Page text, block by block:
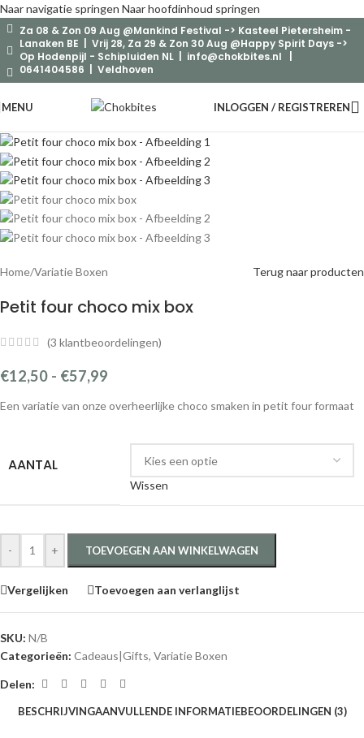
Naar navigatie springen Naar hoofdinhoud springen
Za 08 & Zon 09 Aug @Mankind Festival -> Kasteel Pietersheim -
Lanaken BE | Vrij 28, Za 29 & Zon 30 Aug @Happy Spirit Days ->
Op Hodenpijl - Schipluiden NL | info@chokbites.nl
0641404586 | Veldhoven
MENU INLOGGEN / REGISTREREN
-8%
Home/Variatie Boxen Terug naar producten
Petit four choco mix box
(3 klantbeoordelingen)
€12,50 - €57,99
Een variatie van onze overheerlijke choco smaken in petit four formaat
AANTAL
Wissen
- + TOEVOEGEN AAN WINKELWAGEN
Vergelijken Toevoegen aan verlanglijst
SKU: N/B
Categorieën: Cadeaus|Gifts, Variatie Boxen
Delen:
BESCHRIJVINGAANVULLENDE INFORMATIEBEOORDELINGEN (3)